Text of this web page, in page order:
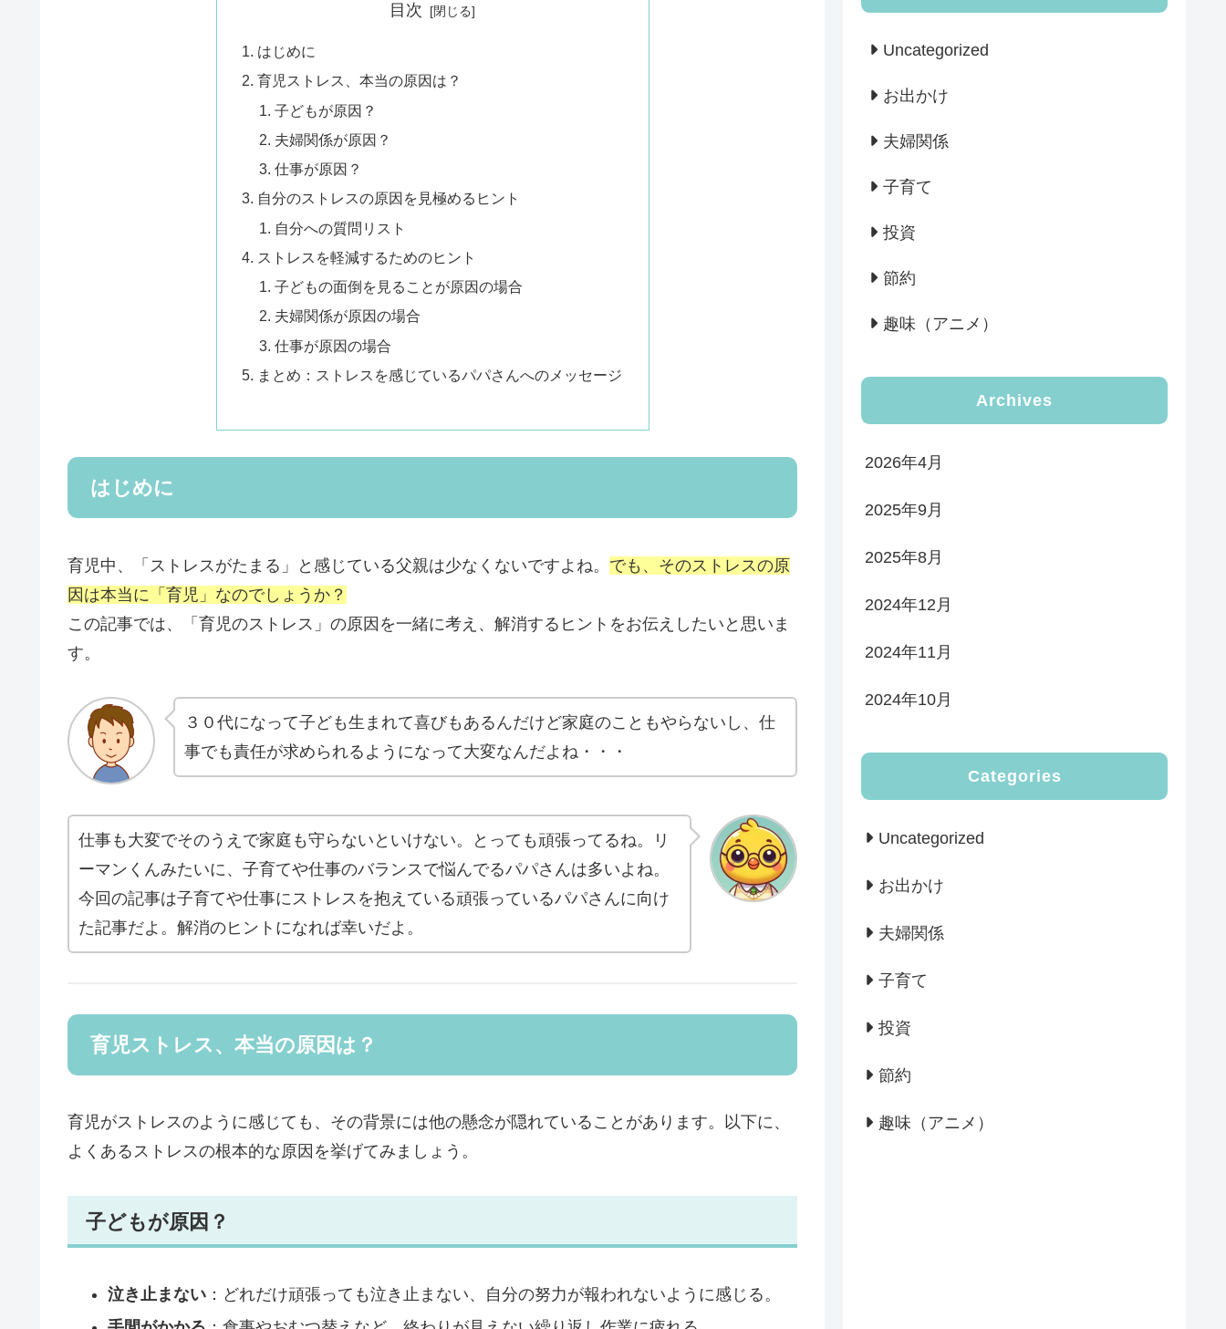
目次
はじめに
育児ストレス、本当の原因は？
子どもが原因？
夫婦関係が原因？
仕事が原因？
自分のストレスの原因を見極めるヒント
自分への質問リスト
ストレスを軽減するためのヒント
子どもの面倒を見ることが原因の場合
夫婦関係が原因の場合
仕事が原因の場合
まとめ：ストレスを感じているパパさんへのメッセージ
はじめに
育児中、「ストレスがたまる」と感じている父親は少なくないですよね。 でも、そのストレスの原
因は本当に「育児」なのでしょうか？
この記事では、「育児のストレス」の原因を一緒に考え、解消するヒントをお伝えしたいと思いま
す。
３０代になって子ども生まれて喜びもあるんだけど家庭のこともやらないし、仕
事でも責任が求められるようになって大変なんだよね・・・
仕事も大変でそのうえで家庭も守らないといけない。とっても頑張ってるね。リ
ーマンくんみたいに、子育てや仕事のバランスで悩んでるパパさんは多いよね。
今回の記事は子育てや仕事にストレスを抱えている頑張っているパパさんに向け
た記事だよ。解消のヒントになれば幸いだよ。
育児ストレス、本当の原因は？
育児がストレスのように感じても、その背景には他の懸念が隠れていることがあります。以下に、
よくあるストレスの根本的な原因を挙げてみましょう。
子どもが原因？
泣き止まない：どれだけ頑張っても泣き止まない、自分の努力が報われないように感じる。
Uncategorized
お出かけ
夫婦関係
子育て
投資
節約
趣味（アニメ）
Archives
2026年4月
2025年9月
2025年8月
2024年12月
2024年11月
2024年10月
Categories
Uncategorized
お出かけ
夫婦関係
子育て
投資
節約
趣味（アニメ）